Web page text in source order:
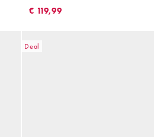
kapmouwtjes en corsage in wit
€ 119,99
Deal